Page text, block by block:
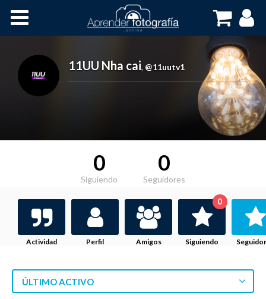
Cursos OnLine
11UU Nha cai, @11uutv1
0
Siguiendo
0
Seguidores
Actividad Perfil Amigos Siguiendo
0
ÚLTIMO ACTIVO